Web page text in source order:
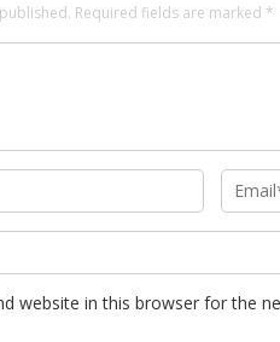
Required fields are marked *
website in this browser for the